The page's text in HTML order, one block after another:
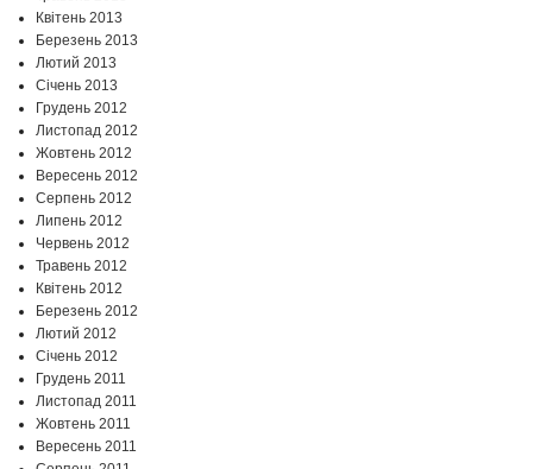
Квітень 2013
Березень 2013
Лютий 2013
Січень 2013
Грудень 2012
Листопад 2012
Жовтень 2012
Вересень 2012
Серпень 2012
Липень 2012
Червень 2012
Травень 2012
Квітень 2012
Березень 2012
Лютий 2012
Січень 2012
Грудень 2011
Листопад 2011
Жовтень 2011
Вересень 2011